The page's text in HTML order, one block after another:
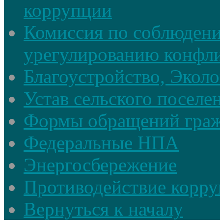
коррупции
Комиссия по
урегулированию
Благоустройство,
Устав сельского
Формы обращений
Федеральные НПА
Энергосбережение
Противодействие
Вернуться к началу